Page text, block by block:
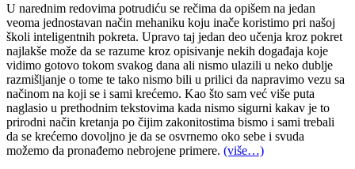
U narednim redovima potrudiću se rečima da opišem na jedan
veoma jednostavan način mehaniku koju inače koristimo pri našoj
školi inteligentnih pokreta. Upravo taj jedan deo učenja kroz pokret
najlakše može da se razume kroz opisivanje nekih događaja koje
vidimo gotovo tokom svakog dana ali nismo ulazili u neko dublje
razmišljanje o tome te tako nismo bili u prilici da napravimo vezu sa
načinom na koji se i sami krećemo. Kao što sam već više puta
naglasio u prethodnim tekstovima kada nismo sigurni kakav je to
prirodni način kretanja po čijim zakonitostima bismo i sami trebali
da se krećemo dovoljno je da se osvrnemo oko sebe i svuda
možemo da pronađemo nebrojene primere. (više…)